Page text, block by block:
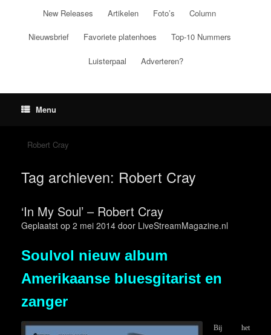
New Releases Artikelen Foto’s Column
Nieuwsbrief Favoriete platenhoes Top-10 Nummers
Luisterpaal Adverteren?
Menu
Robert Cray
Tag archieven: Robert Cray
‘In My Soul’ – Robert Cray
Geplaatst op 2 mei 2014 door LiveStreamMagazine.nl
Soulvol nieuw album
Amerikaanse bluesgitarist en
zanger
Bij het